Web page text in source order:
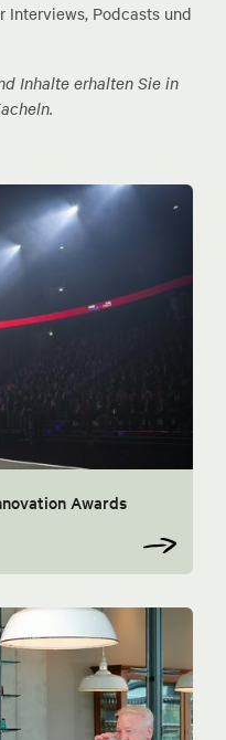
Interviews, Podcasts und
Inhalte erhalten Sie in
Awards